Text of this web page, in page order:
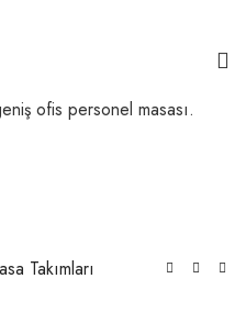
Takımları